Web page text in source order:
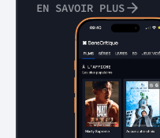
EN SAVOIR PLUS